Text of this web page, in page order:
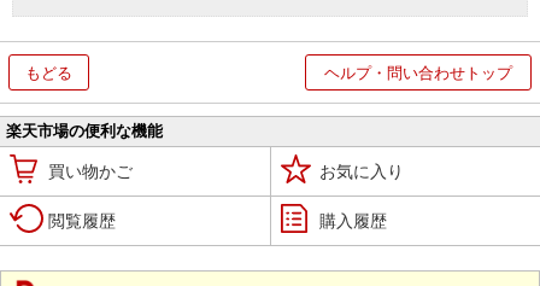
もどる ヘルプ・問い合わせトップ
楽天市場の便利な機能
買い物かご お気に入り
閲覧履歴 購入履歴